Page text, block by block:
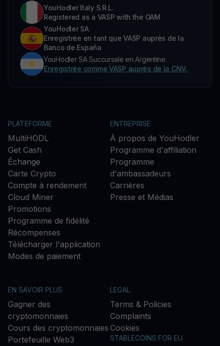
YouHodler Italy S.R.L.
Registered as a VASP with the OAM
YouHodler SA
Enregistrée en tant que VASP auprès de la
Banco de España
YouHodler SA Succursale en Argentine.
Enregistrée comme VASP auprès de la CNV.
PLATEFORME
MultiHODL
Get Cash
Échange
Carte Crypto
Compte à rendement
Cloud Miner
Promotions
Programme de fidélité
Récompenses
Télécharger l'application
Modes de paiement
ENTREPRISE
À propos de YouHodler
Programme d'affiliation
Programme
d'ambassadeurs
Carrières
Presse et Médias
EN SAVOIR PLUS
Gagner des
cryptomonnaies
Cours des cryptomonnaies
Portefeuille Web3
LEGAL
Terms & Policies
Complaints
Cookies
STABLECOINS FOR EU